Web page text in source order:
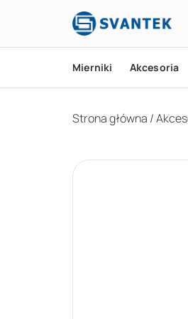
Mierniki Akcesoria
Strona główna /